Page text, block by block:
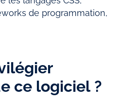
de programmation,
ce logiciel ?